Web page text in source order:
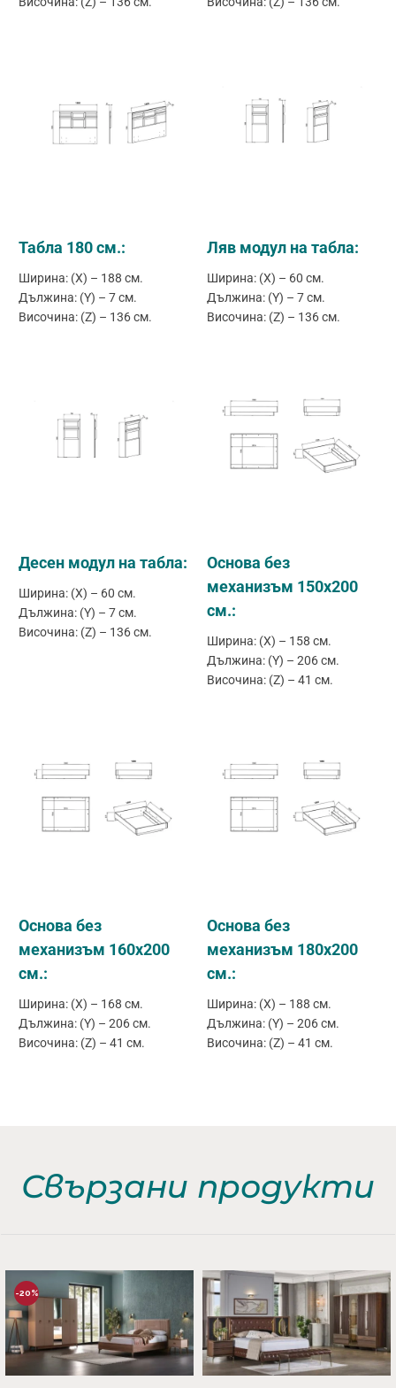
Табла 180 см.:
Ширина: (X) – 188 см.
Дължина: (Y) – 7 см.
Височина: (Z) – 136 см.
Ляв модул на табла:
Ширина: (X) – 60 см.
Дължина: (Y) – 7 см.
Височина: (Z) – 136 см.
Десен модул на табла:
Ширина: (X) – 60 см.
Дължина: (Y) – 7 см.
Височина: (Z) – 136 см.
Основа без
механизъм 150х200
см.:
Ширина: (X) – 158 см.
Дължина: (Y) – 206 см.
Височина: (Z) – 41 см.
Основа без
механизъм 160х200
см.:
Ширина: (X) – 168 см.
Дължина: (Y) – 206 см.
Височина: (Z) – 41 см.
Основа без
механизъм 180х200
см.:
Ширина: (X) – 188 см.
Дължина: (Y) – 206 см.
Височина: (Z) – 41 см.
Свързани продукти
-20%